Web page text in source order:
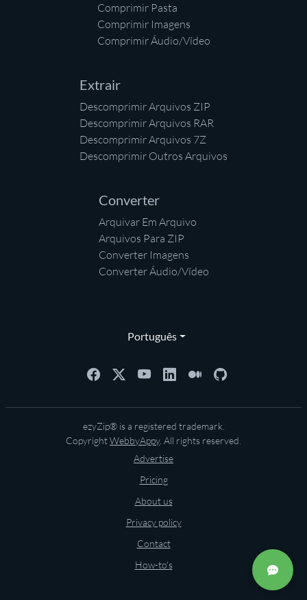
Comprimir Pasta
Comprimir Imagens
Comprimir Áudio/Vídeo
Extrair
Descomprimir Arquivos ZIP
Descomprimir Arquivos RAR
Descomprimir Arquivos 7Z
Descomprimir Outros Arquivos
Converter
Arquivar Em Arquivo
Arquivos Para ZIP
Converter Imagens
Converter Áudio/Vídeo
Português
ezyZip® is a registered trademark.
CopyrightWebbyAppy. All rights reserved.
Advertise
Pricing
About us
Privacy policy
Contact
How-to's